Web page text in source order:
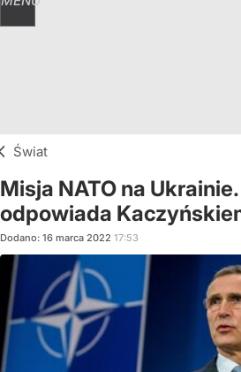
Świat
Misja NATO na
odpowiada
Dodano: 16 marca 2022 17:53